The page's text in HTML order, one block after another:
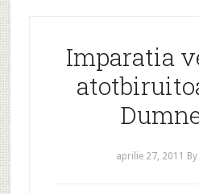
Imparatia
aprilie 27, 2011 By